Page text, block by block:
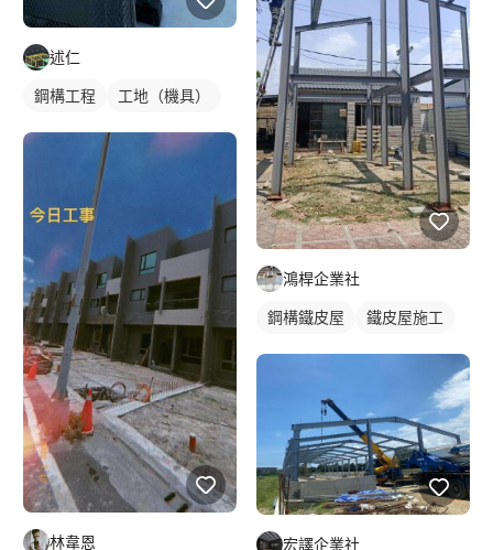
述仁
鋼構工程 工地（機具）
林韋恩
鴻桿企業社
鋼構鐵皮屋 鐵皮屋施工
宏譯企業社